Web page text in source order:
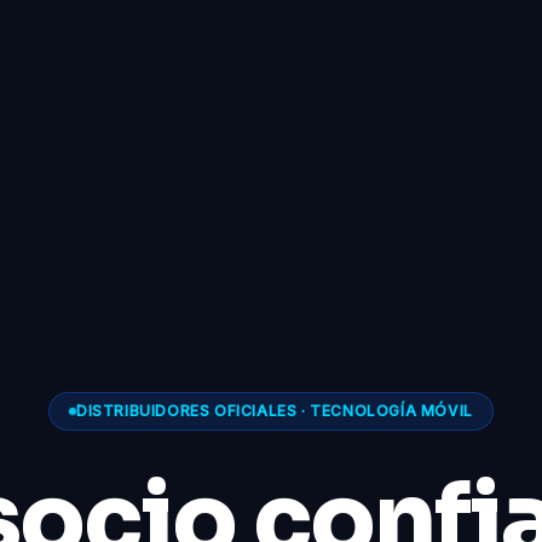
DISTRIBUIDORES OFICIALES · TECNOLOGÍA MÓVIL